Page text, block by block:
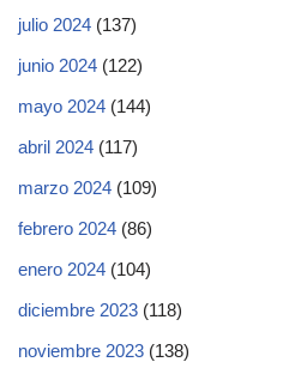
julio 2024 (137)
junio 2024 (122)
mayo 2024 (144)
abril 2024 (117)
marzo 2024 (109)
febrero 2024 (86)
enero 2024 (104)
diciembre 2023 (118)
noviembre 2023 (138)